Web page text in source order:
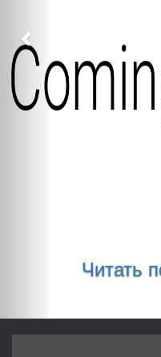
Читать